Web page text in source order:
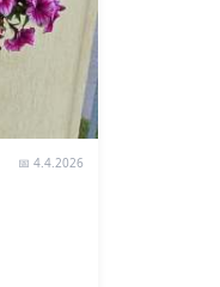
📅 4.4.2026